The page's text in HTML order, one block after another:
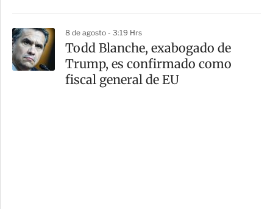
8 de agosto - 3:19 Hrs
Todd Blanche, exabogado de
Trump, es confirmado como
fiscal general de EU